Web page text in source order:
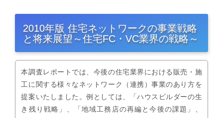
2010年版 住宅ネットワークの事業戦略
と将来展望～住宅FC・VC業界の戦略～
本調査レポートでは、今後の住宅業界における販売・施
工に関する様々なネットワーク（連携）事業のあり方を
提案いたしました。例としては、「ハウスビルダーの生
き残り戦略」、「地域工務店の再編と今後の課題」、